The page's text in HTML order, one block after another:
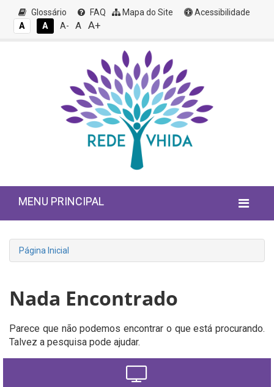
Glossário FAQ Mapa do Site
Acessibilidade
A
A A- A A+
MENU PRINCIPAL
Página Inicial
Nada Encontrado
Parece que não podemos encontrar o que está procurando.
Talvez a pesquisa pode ajudar.